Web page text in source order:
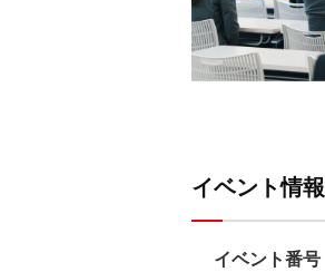
イベント情報
イベント番号